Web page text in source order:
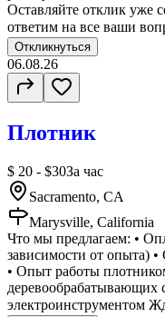
Оставляйте отклик уже
ответим на все ваши
Откликнуться
06.08.26
Плотник
$ 20 - $30За час
Sacramento, CA
Marysville, California
Что мы предлагаем: •
зависимости от опыта)
• Опыт работы
деревообрабатывающих
электроинструментом